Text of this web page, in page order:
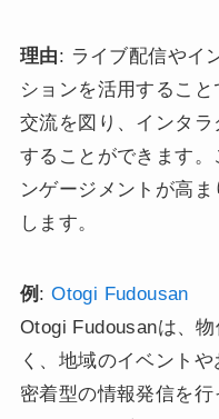
理由: ライブ配信やイ
ションを活用するこ
交流を図り、インタ
することができます
ンゲージメントが高
します。
例 :Otogi Fudousan
Otogi Fudousanは、
く、地域のイベント
密着型の情報発信を